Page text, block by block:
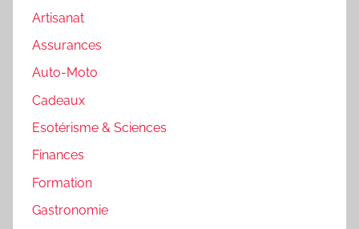
Artisanat
Assurances
Auto-Moto
Cadeaux
Esotérisme & Sciences
Finances
Formation
Gastronomie